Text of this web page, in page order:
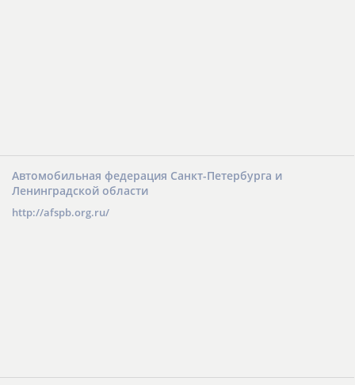
Автомобильная федерация Санкт-Петербурга и
Ленинградской области
http://afspb.org.ru/